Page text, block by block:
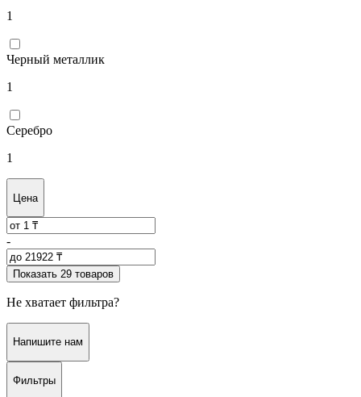
1
Черный металлик
1
Серебро
1
Цена
-
Показать 29 товаров
Не хватает фильтра?
Напишите нам
Фильтры